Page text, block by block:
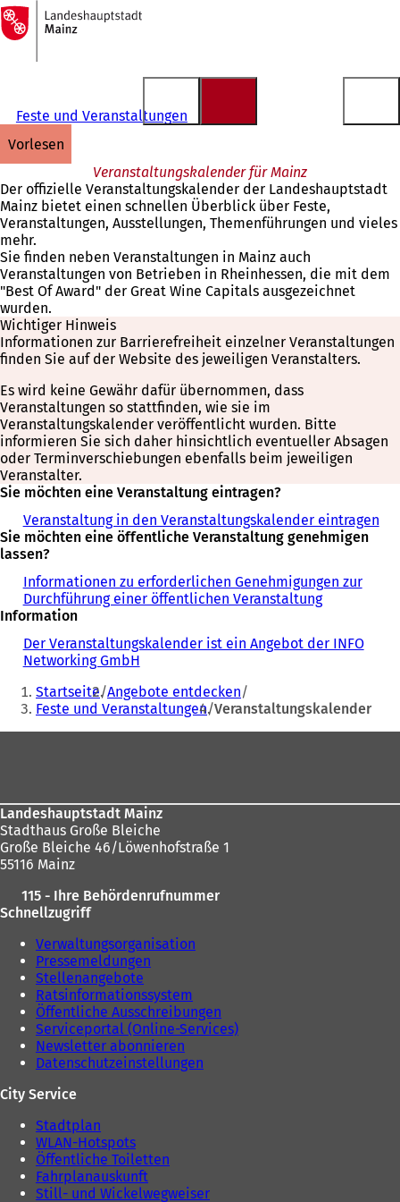
Inhalt anspringen
Zur
Startseite
Feste und Veranstaltungen
vorlesen
Veranstaltungskalender für Mainz
Der offizielle Veranstaltungskalender der Landeshauptstadt
Mainz bietet einen schnellen Überblick über Feste,
Veranstaltungen, Ausstellungen, Themenführungen und vieles
mehr.
Sie finden neben Veranstaltungen in Mainz auch
Veranstaltungen von Betrieben in Rheinhessen, die mit dem
"Best Of Award" der Great Wine Capitals ausgezeichnet
wurden.
Wichtiger Hinweis
Informationen zur Barrierefreiheit einzelner Veranstaltungen
finden Sie auf der Website des jeweiligen Veranstalters.
Es wird keine Gewähr dafür übernommen, dass
Veranstaltungen so stattfinden, wie sie im
Veranstaltungskalender veröffentlicht wurden. Bitte
informieren Sie sich daher hinsichtlich eventueller Absagen
oder Terminverschiebungen ebenfalls beim jeweiligen
Veranstalter.
Sie möchten eine Veranstaltung eintragen?
Veranstaltung in den Veranstaltungskalender eintragen
Sie möchten eine öffentliche Veranstaltung genehmigen
lassen?
Informationen zu erforderlichen Genehmigungen zur
Durchführung einer öffentlichen Veranstaltung
Information
Der Veranstaltungskalender ist ein Angebot der INFO
Networking GmbH
Sie
befinden
sich
Startseite Angebote entdecken
Feste und Veranstaltungen Veranstaltungskalender
Landeshauptstadt Mainz
Stadthaus Große Bleiche
Große Bleiche 46/Löwenhofstraße 1
55116 Mainz
115 - Ihre Behördenrufnummer
Schnellzugriff
Verwaltungsorganisation
Pressemeldungen
Stellenangebote
Ratsinformationssystem
Öffentliche Ausschreibungen
Serviceportal (Online-Services)
Newsletter abonnieren
Datenschutzeinstellungen
City Service
Stadtplan
WLAN-Hotspots
Öffentliche Toiletten
Fahrplanauskunft
Still- und Wickelwegweiser